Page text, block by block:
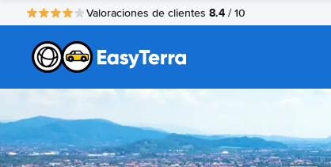
Valoraciones de clientes 8.4 / 10